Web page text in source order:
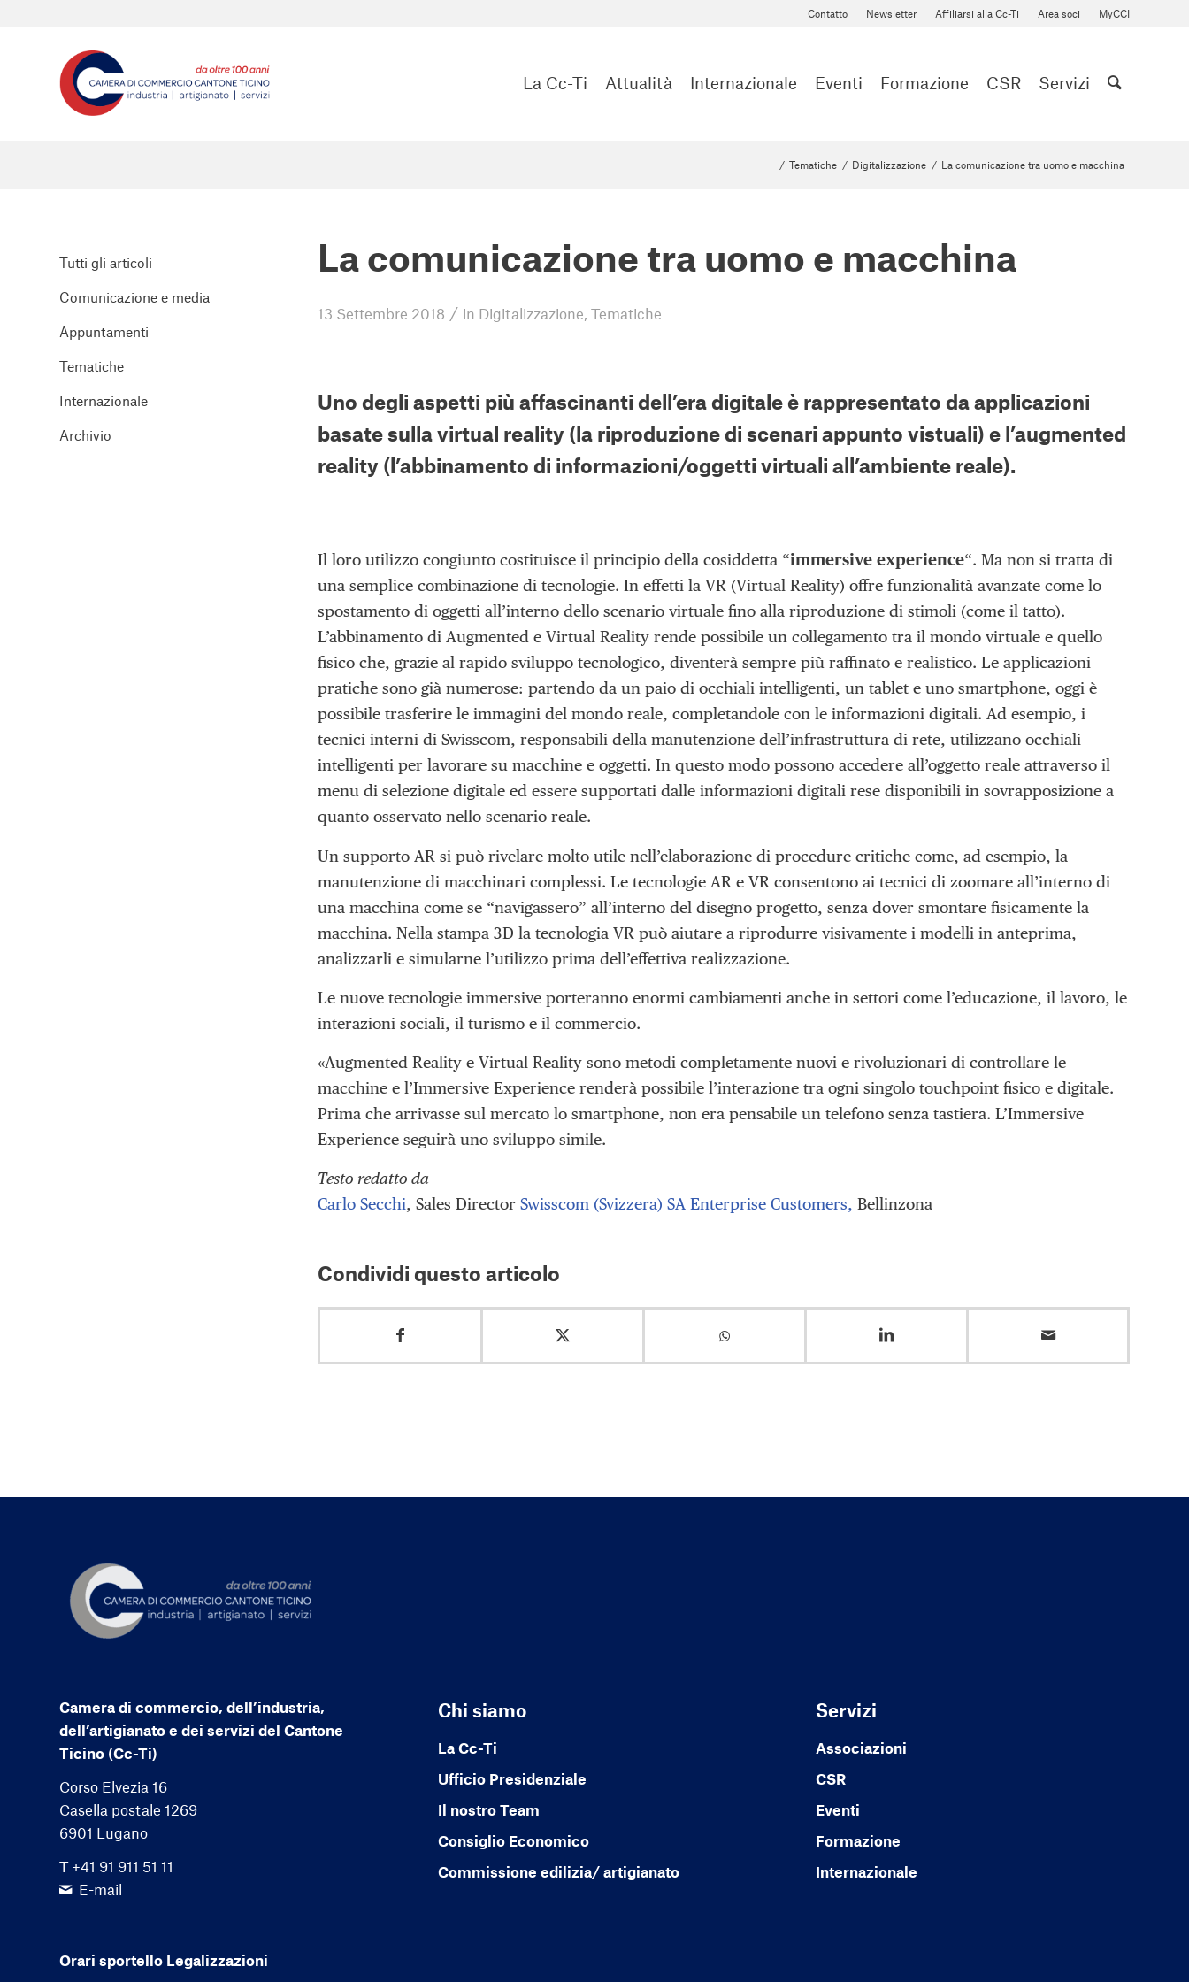
Contatto Newsletter Affiliarsi alla Cc-Ti Area soci MyCCI
La Cc-Ti Attualità Internazionale Eventi Formazione CSR Servizi
/ Tematiche / Digitalizzazione / La comunicazione tra uomo e macchina
La comunicazione tra uomo e macchina
13 Settembre 2018 / in Digitalizzazione, Tematiche
Uno degli aspetti più affascinanti dell’era digitale è rappresentato da applicazioni
basate sullavirtual reality (la riproduzione di scenari appunto vistuali) e l’augmented
reality (l’abbinamento di informazioni/oggetti virtuali all’ambiente reale).
Il loro utilizzo congiunto costituisce il principio della cosiddetta “immersive experience“. Ma non si tratta di
una semplice combinazione di tecnologie. In effetti la VR (Virtual Reality) offre funzionalità avanzate come lo
spostamento di oggetti all’interno dello scenario virtuale fino alla riproduzione di stimoli (come il tatto).
L’abbinamento di Augmented e Virtual Reality rende possibile un collegamento tra il mondo virtuale e quello
fisico che, grazie al rapido sviluppo tecnologico, diventerà sempre più raffinato e realistico. Le applicazioni
pratiche sono già numerose: partendo da un paio di occhiali intelligenti, un tablet e uno smartphone, oggi è
possibile trasferire le immagini del mondo reale, completandole con le informazioni digitali. Ad esempio, i
tecnici interni di Swisscom, responsabili della manutenzione dell’infrastruttura di rete, utilizzano occhiali
intelligenti per lavorare su macchine e oggetti. In questo modo possono accedere all’oggetto reale attraverso il
menu di selezione digitale ed essere supportati dalle informazioni digitali rese disponibili in sovrapposizione a
quanto osservato nello scenario reale.
Un supporto AR si può rivelare molto utile nell’elaborazione di procedure critiche come, ad esempio, la
manutenzione di macchinari complessi. Le tecnologie AR e VR consentono ai tecnici di zoomare all’interno di
una macchina come se “navigassero” all’interno del disegno progetto, senza dover smontare fisicamente la
macchina. Nella stampa 3D la tecnologia VR può aiutare a riprodurre visivamente i modelli in anteprima,
analizzarli e simularne l’utilizzo prima dell’effettiva realizzazione.
Le nuove tecnologie immersive porteranno enormi cambiamenti anche in settori come l’educazione, il lavoro, le
interazioni sociali, il turismo e il commercio.
«Augmented Reality e Virtual Reality sono metodi completamente nuovi e rivoluzionari di controllare le
macchine e l’Immersive Experience renderà possibile l’interazione tra ogni singolo touchpoint fisico e digitale.
Prima che arrivasse sul mercato lo smartphone, non era pensabile un telefono senza tastiera. L’Immersive
Experience seguirà uno sviluppo simile.
Testo redatto da
Carlo Secchi, Sales Director Swisscom (Svizzera) SA Enterprise Customers, Bellinzona
Condividi questo articolo
Tutti gli articoli
Comunicazione e media
Appuntamenti
Tematiche
Internazionale
Archivio
Camera di commercio, dell’industria,
dell’artigianato e dei servizi del Cantone
Ticino (Cc-Ti)
Corso Elvezia 16
Casella postale 1269
6901 Lugano
T +41 91 911 51 11
E-mail
Chi siamo
La Cc-Ti
Ufficio Presidenziale
Il nostro Team
Consiglio Economico
Commissione edilizia/ artigianato
Servizi
Associazioni
CSR
Eventi
Formazione
Internazionale
Orari sportello Legalizzazioni